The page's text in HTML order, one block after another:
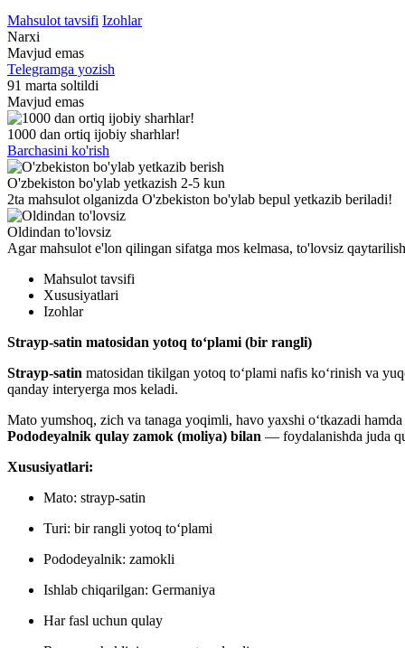
Mahsulot tavsifi Izohlar
Narxi
Mavjud emas
Telegramga yozish
91 marta soltildi
Mavjud emas
1000 dan ortiq ijobiy sharhlar!
Barchasini ko'rish
O'zbekiston bo'ylab yetkazish 2-5 kun
2ta mahsulot olganizda O'zbekiston bo'ylab bepul yetkazib beriladi!
Oldindan to'lovsiz
Agar mahsulot e'lon qilingan sifatga mos kelmasa, to'lovsiz
Mahsulot tavsifi
Xususiyatlari
Izohlar
Strayp-satin matosidan yotoq to‘plami (bir rangli)
Strayp-satin matosidan tikilgan yotoq to‘plami nafis ko‘rinish va
qanday interyerga mos keladi.
Mato yumshoq, zich va tanaga yoqimli, havo yaxshi o‘tkazadi
Pododeyalnik qulay zamok (moliya) bilan — foydalanishda juda
Xususiyatlari:
Mato: strayp-satin
Turi: bir rangli yotoq to‘plami
Pododeyalnik: zamokli
Ishlab chiqarilgan: Germaniya
Har fasl uchun qulay